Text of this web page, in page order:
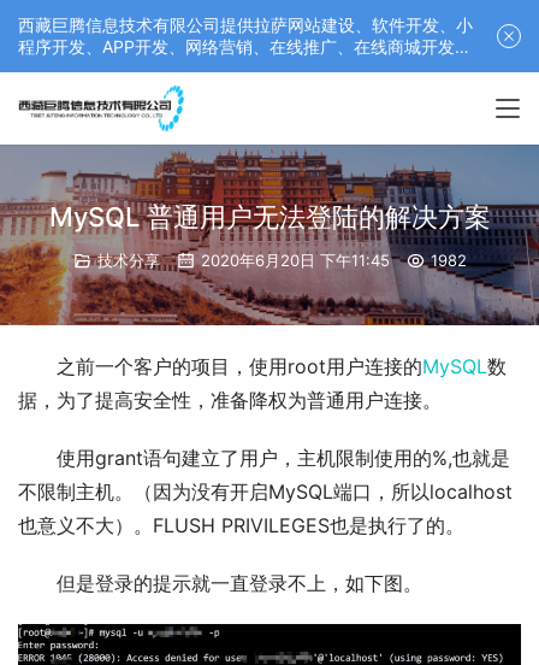
西藏巨腾信息技术有限公司提供拉萨网站建设、软件开发、小
程序开发、APP开发、网络营销、在线推广、在线商城开发等
服务，联系电话： 17689511878
MySQL 普通用户无法登陆的解决方案
技术分享 2020年6月20日 下午11:45 1982
之前一个客户的项目，使用root用户连接的MySQL数
据，为了提高安全性，准备降权为普通用户连接。
使用grant语句建立了用户，主机限制使用的%,也就是
不限制主机。（因为没有开启MySQL端口，所以localhost
也意义不大）。FLUSH PRIVILEGES也是执行了的。
但是登录的提示就一直登录不上，如下图。